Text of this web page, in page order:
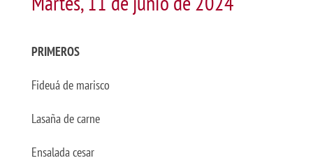
PRIMEROS
Fideuá de marisco
Lasaña de carne
Ensalada cesar